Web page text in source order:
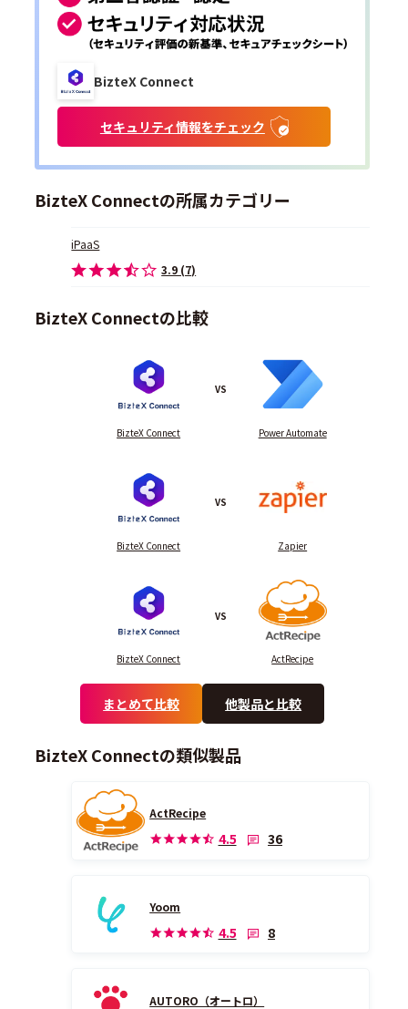
BizteX Connect
セキュリティ情報をチェック
BizteX Connectの所属カテゴリー
iPaaS
3.9 (7)
BizteX Connectの比較
BizteX Connect
VS
Power Automate
BizteX Connect
VS
Zapier
BizteX Connect
VS
ActRecipe
まとめて比較 他製品と比較
BizteX Connectの類似製品
ActRecipe
4.5 36
Yoom
4.5 8
AUTORO（オートロ）